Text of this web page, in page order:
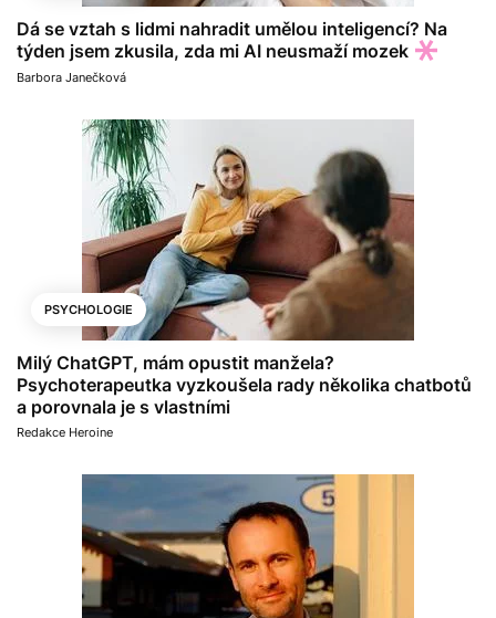
Dá se vztah s lidmi nahradit umělou inteligencí? Na
týden jsem zkusila, zda mi AI neusmaží mozek
Barbora Janečková
PSYCHOLOGIE
Milý ChatGPT, mám opustit manžela?
Psychoterapeutka vyzkoušela rady několika chatbotů
a porovnala je s vlastními
Redakce Heroine